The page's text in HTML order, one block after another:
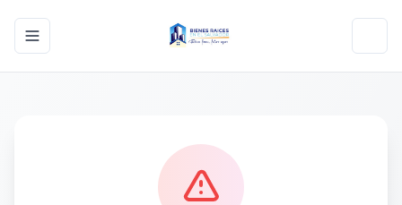
Toggle navigation menu